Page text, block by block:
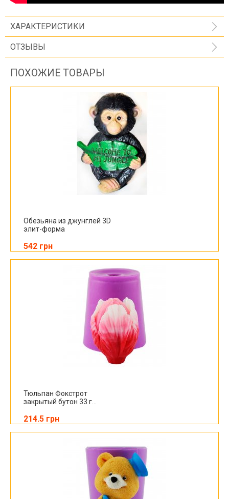
ХАРАКТЕРИСТИКИ
ОТЗЫВЫ
ПОХОЖИЕ ТОВАРЫ
Обезьяна из джунглей 3D
элит-форма
542 грн
Тюльпан Фокстрот
закрытый бутон 33 г...
214.5 грн